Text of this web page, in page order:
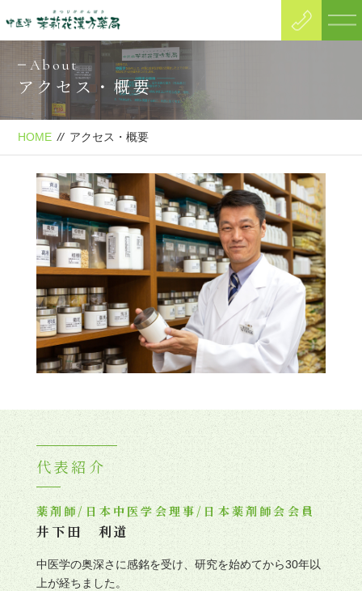
About
アクセス・概要
HOME // アクセス・概要
代表紹介
薬剤師/日本中医学会理事/日本薬剤師会会員
井下田 利道
中医学の奥深さに感銘を受け、研究を始めてから30年以
上が経ちました。